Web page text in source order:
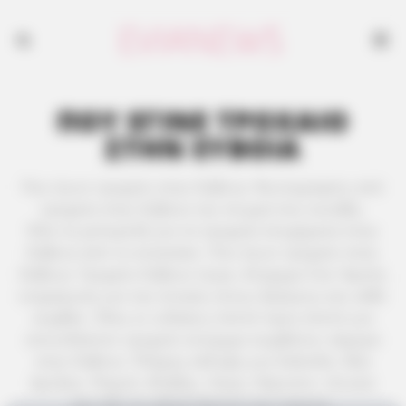
ΠΟΥ ΕΓΙΝΕ ΤΡΟΧΑΙΟ
ΣΤΗΝ ΕΥΒΟΙΑ